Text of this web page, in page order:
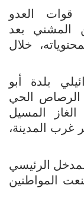
العدو
المشني بعد
خلال
بلدة أبو
الرصاص الحي
المسيل
غرب المدينة،
الرئيسي
المواطنين